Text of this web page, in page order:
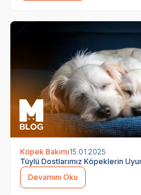
Köpek Bakımı15.01.2025
Tüylü Dostlarımız Köpeklerin
Devamını Oku